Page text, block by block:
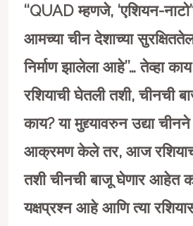
‘‘QUAD म्हणजे, ‘एशियन-
आमच्या चीन देशाच्या
निर्माण झालेला आहे’’… तेव्हा
रशियाची घेतली तशी, चीनची
काय? या मुद्द्यावरुन उद्या
आक्रमण केले तर, आज
तशी चीनची बाजू घेणार आहेत
यक्षप्रश्न आहे आणि त्या